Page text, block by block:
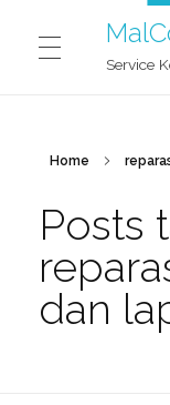
Service
CONTACT
BLOG
Home
Posts
dan